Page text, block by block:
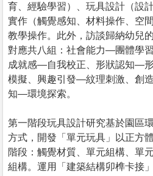
育、經驗學習）、玩具設計（設
實作（觸覺感知、材料操作、空
教學操作。此外，訪談歸納幼兒
對應共八組：社會能力—團體學
成就感—自我校正、形狀認知—
模擬、興趣引發—紋理刺激、創
知—環境探索。
第一階段玩具設計研究基於園區
方式，開發「單元玩具」以正方
階段：觸覺材質、單元組構、單
組構。運用「建築結構卯榫卡接